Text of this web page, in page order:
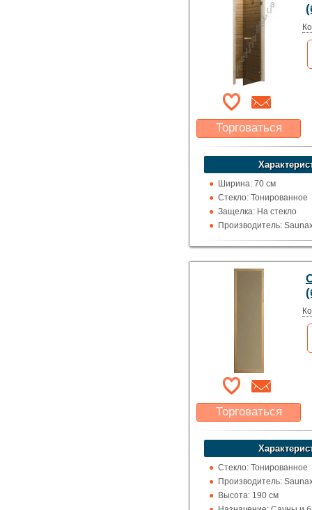
Торговаться
Какая цена Вас
устроит?
Указать цену
Ширина: 70 см
Стекло: Тонированное
Защелка: На стекло
Производитель:
Высота: 190 см
Торговаться
Какая цена Вас
устроит?
Указать цену
Стекло: Тонированное
Производитель:
Высота: 190 см